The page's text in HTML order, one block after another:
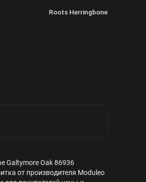
Roots Herringbone
Galtymore Oak 86936
от производителя Moduleo